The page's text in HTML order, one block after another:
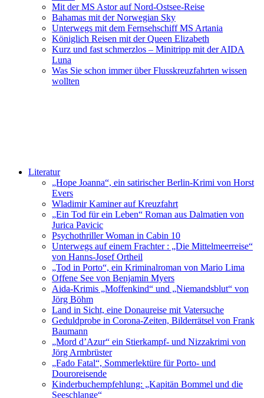
Mit der MS Astor auf Nord-Ostsee-Reise
Bahamas mit der Norwegian Sky
Unterwegs mit dem Fernsehschiff MS Artania
Königlich Reisen mit der Queen Elizabeth
Kurz und fast schmerzlos – Minitripp mit der AIDA
Luna
Was Sie schon immer über Flusskreuzfahrten wissen
wollten
Literatur
„Hope Joanna“, ein satirischer Berlin-Krimi von Horst
Evers
Wladimir Kaminer auf Kreuzfahrt
„Ein Tod für ein Leben“ Roman aus Dalmatien von
Jurica Pavicic
Psychothriller Woman in Cabin 10
Unterwegs auf einem Frachter : „Die Mittelmeerreise“
von Hanns-Josef Ortheil
„Tod in Porto“, ein Kriminalroman von Mario Lima
Offene See von Benjamin Myers
Aida-Krimis „Moffenkind“ und „Niemandsblut“ von
Jörg Böhm
Land in Sicht, eine Donaureise mit Vatersuche
Geduldprobe in Corona-Zeiten, Bilderrätsel von Frank
Baumann
„Mord d’Azur“ ein Stierkampf- und Nizzakrimi von
Jörg Armbrüster
„Fado Fatal“, Sommerlektüre für Porto- und
Douroreisende
Kinderbuchempfehlung: „Kapitän Bommel und die
Seeschlange“